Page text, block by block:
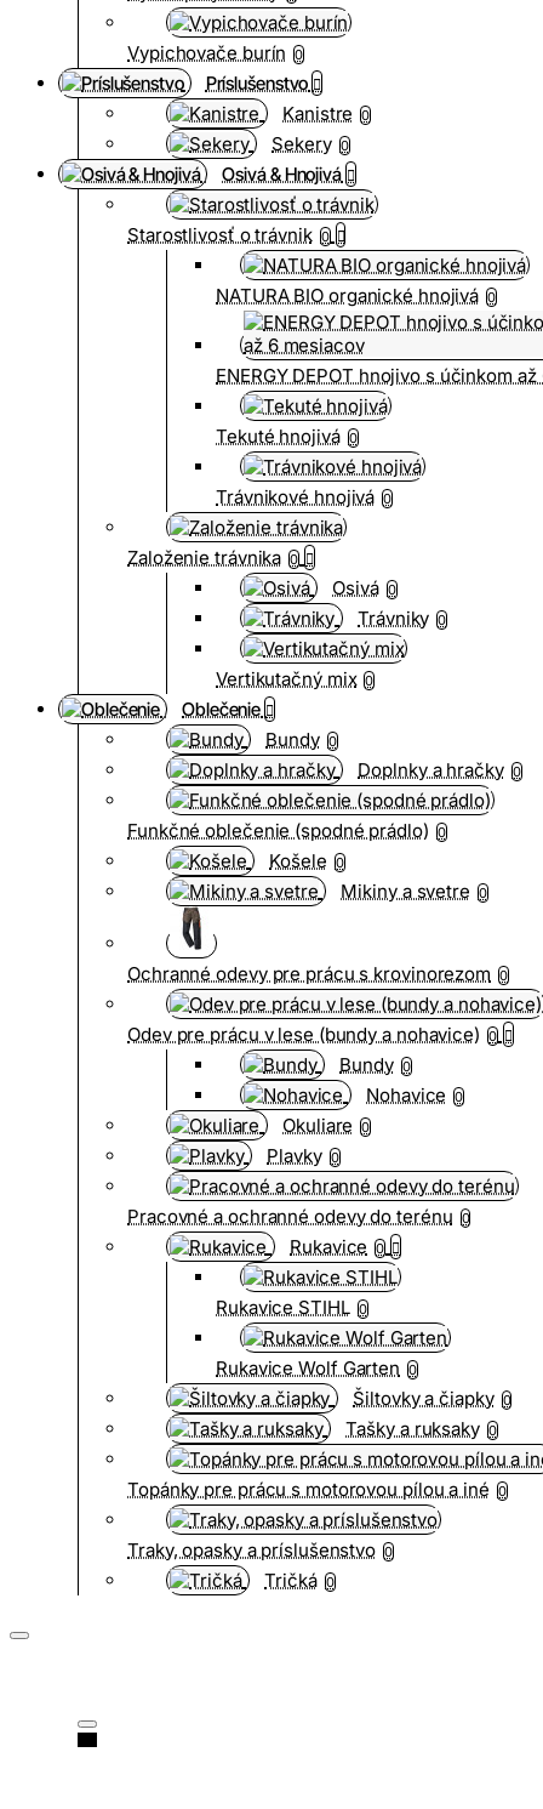
Vypichovače burín 0
Príslušenstvo
Kanistre 0
Sekery 0
Osivá & Hnojivá
Starostlivosť o trávnik 0
NATURA BIO organické hnojivá 0
ENERGY DEPOT hnojivo s účinkom
Tekuté hnojivá 0
Trávnikové hnojivá 0
Založenie trávnika 0
Osivá 0
Trávniky 0
Vertikutačný mix 0
Oblečenie
Bundy 0
Doplnky a hračky 0
Funkčné oblečenie (spodné prádlo) 0
Košele 0
Mikiny a svetre 0
Ochranné odevy pre prácu s krovinorezom 0
Odev pre prácu v lese (bundy a nohavice) 0
Bundy 0
Nohavice 0
Okuliare 0
Plavky 0
Pracovné a ochranné odevy do terénu 0
Rukavice 0
Rukavice STIHL 0
Rukavice Wolf Garten 0
Šiltovky a čiapky 0
Tašky a ruksaky 0
Topánky pre prácu s motorovou pílou a iné 0
Traky, opasky a príslušenstvo 0
Tričká 0